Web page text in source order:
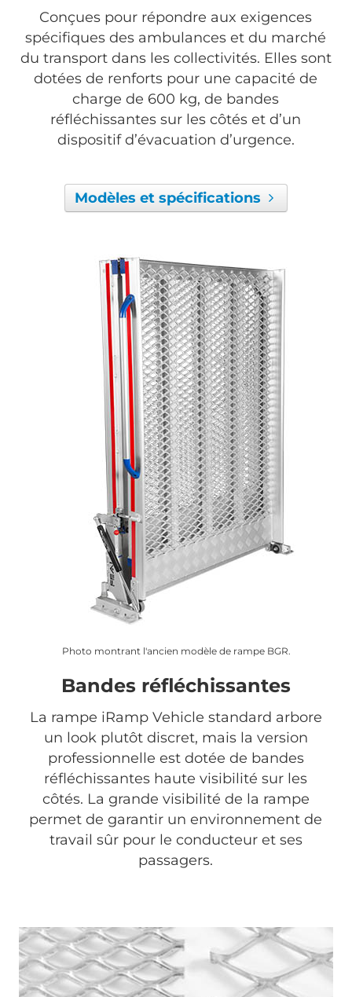
Conçues pour répondre aux exigences
spécifiques des ambulances et du marché
du transport dans les collectivités. Elles sont
dotées de renforts pour une capacité de
charge de 600 kg, de bandes
réfléchissantes sur les côtés et d’un
dispositif d’évacuation d’urgence.
Modèles et spécifications
Photo montrant l'ancien modèle de rampe BGR.
Bandes réfléchissantes
La rampe iRamp Vehicle standard arbore
un look plutôt discret, mais la version
professionnelle est dotée de bandes
réfléchissantes haute visibilité sur les
côtés. La grande visibilité de la rampe
permet de garantir un environnement de
travail sûr pour le conducteur et ses
passagers.